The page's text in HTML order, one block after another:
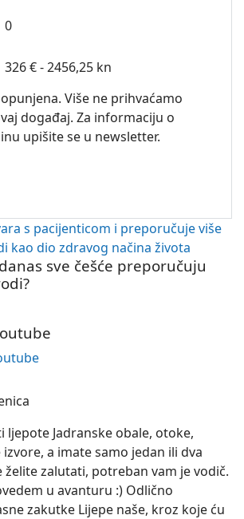
0
326 € - 2456,25 kn
Više ne prihvaćamo
događaj. Za informaciju o
upišite se u newsletter.
sve češće preporučuju
ljepote Jadranske obale, otoke,
a imate samo jedan ili dva
zalutati, potreban vam je vodič.
u avanturu :) Odlično
zakutke Lijepe naše, kroz koje ću